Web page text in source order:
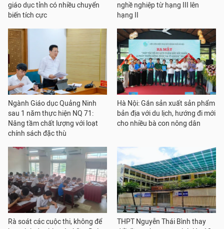
giáo dục tỉnh có nhiều chuyển
biến tích cực
nghề nghiệp từ hạng III lên
hạng II
Ngành Giáo dục Quảng Ninh
sau 1 năm thực hiện NQ 71:
Nâng tầm chất lượng với loạt
chính sách đặc thù
Hà Nội: Gắn sản xuất sản phẩm
bản địa với du lịch, hướng đi mới
cho nhiều bà con nông dân
Rà soát các cuộc thi, không để
THPT Nguyễn Thái Bình thay